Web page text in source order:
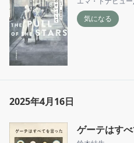
気になる
2025年4月16日
ゲーテはす